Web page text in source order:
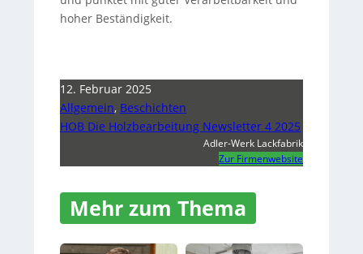
hoher Beständigkeit.
12. Februar 2025
Allgemein, Beschichten
HOB Die Holzbearbeitung Newsletter 4 2025
Adler-Werk Lackfabrik
Zur Firmenwebsite
Mehr zum Thema